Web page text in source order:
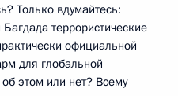
Только вдумайтесь:
террористические
официальной
для глобальной
этом или нет? Всему